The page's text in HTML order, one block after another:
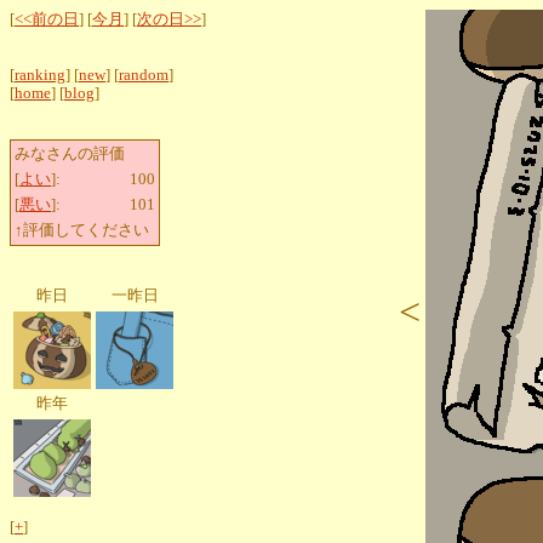
[<<前の日 ] [今月 ] [次の日>>]
[ranking] [new] [random]
[home] [blog]
みなさんの評価
[よい]:
100
[悪い]:
101
↑評価してください
昨日 一昨日
昨年
[+]
<